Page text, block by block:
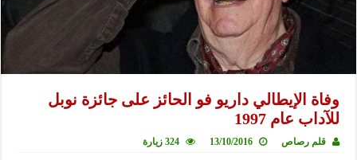
وفاة الإيطالي داريو فو الحائز على جائزة نوبل
للآداب عام 1997
قلم رصاص 13/10/2016 324 زيارة